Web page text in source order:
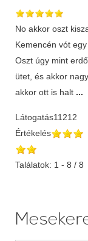
No akkor oszt
Kemencén vót
Oszt úgy mint
ütet, és akkor
akkor ott is halt ...
Látogatás11212
Értékelés
Találatok: 1 - 8 / 8